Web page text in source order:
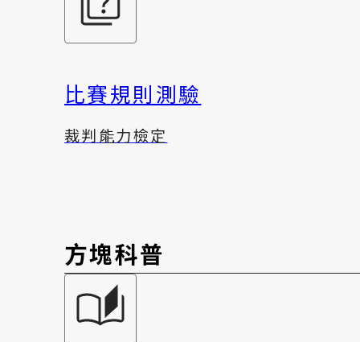
比賽規則測驗
裁判能力檢定
方塊科普